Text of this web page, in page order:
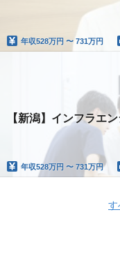
年収528万円 〜 731万円
【新潟】インフラエ
年収528万円 〜 731万円
す